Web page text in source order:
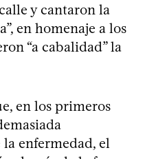
y cantaron la
en homenaje a los
“a cabalidad” la
en los primeros
enfermedad, el